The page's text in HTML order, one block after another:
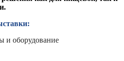
и оборудование